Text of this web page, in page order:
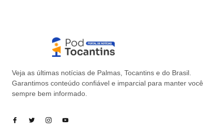
Veja as últimas notícias de Palmas, Tocantins e do Brasil.
Garantimos conteúdo confiável e imparcial para manter você
sempre bem informado.